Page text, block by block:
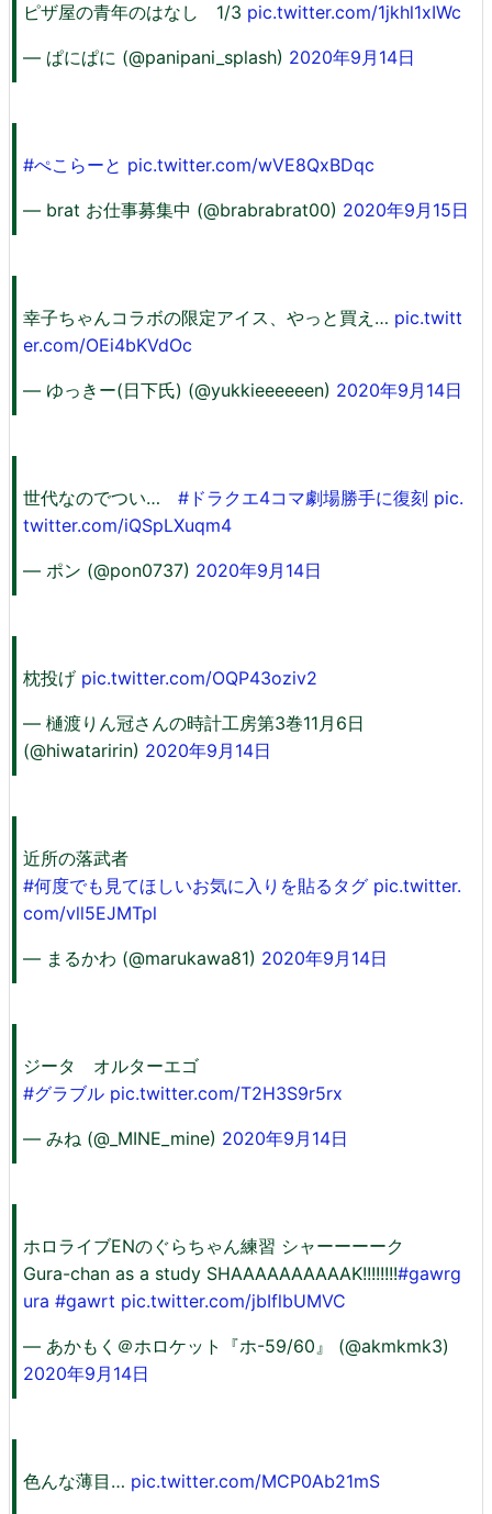
ピザ屋の青年のはなし 1/3 pic.twitter.com/1jkhl1xIWc
— ぱにぱに (@panipani_splash) 2020年9月14日
#ぺこらーと pic.twitter.com/wVE8QxBDqc
— brat お仕事募集中 (@brabrabrat00) 2020年9月15日
幸子ちゃんコラボの限定アイス、やっと買え… pic.twitt
er.com/OEi4bKVdOc
— ゆっきー(日下氏) (@yukkieeeeeen) 2020年9月14日
世代なのでつい… #ドラクエ4コマ劇場勝手に復刻 pic.
twitter.com/iQSpLXuqm4
— ポン (@pon0737) 2020年9月14日
枕投げ pic.twitter.com/OQP43oziv2
— 樋渡りん冠さんの時計工房第3巻11月6日
(@hiwataririn) 2020年9月14日
近所の落武者
#何度でも見てほしいお気に入りを貼るタグ pic.twitter.
com/vll5EJMTpl
— まるかわ (@marukawa81) 2020年9月14日
ジータ オルターエゴ
#グラブル pic.twitter.com/T2H3S9r5rx
— みね (@_MINE_mine) 2020年9月14日
ホロライブENのぐらちゃん練習 シャーーーーク
Gura-chan as a study SHAAAAAAAAAAK!!!!!!!!#gawrg
ura #gawrt pic.twitter.com/jbIflbUMVC
— あかもく＠ホロケット『ホ-59/60』 (@akmkmk3)
2020年9月14日
色んな薄目… pic.twitter.com/MCP0Ab21mS